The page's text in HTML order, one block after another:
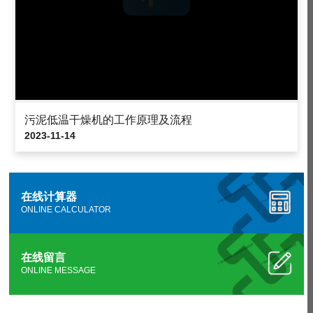
污泥低温干燥机的工作原理及流程
2023-11-14
在线计算器
ONLINE CALCULATOR
在线留言
ONLINE MESSAGE